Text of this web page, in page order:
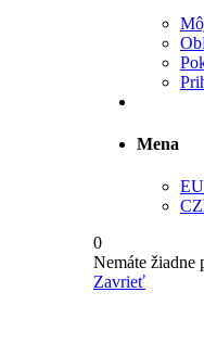
Mena
0
Nemáte žiadne
Zavrieť